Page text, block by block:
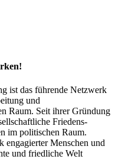
ist das führende Netzwerk
und
Raum. Seit ihrer Gründung
Friedens-
im politischen Raum.
Menschen und
und friedliche Welt